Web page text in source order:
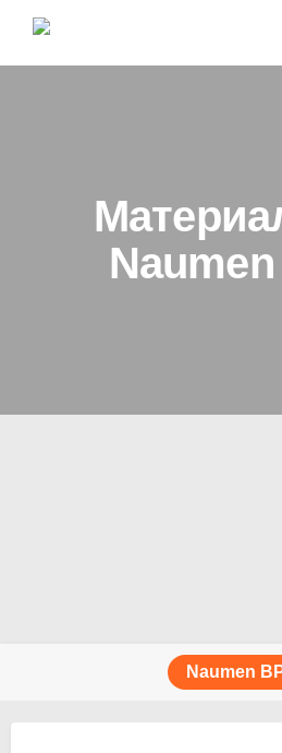
Naumen